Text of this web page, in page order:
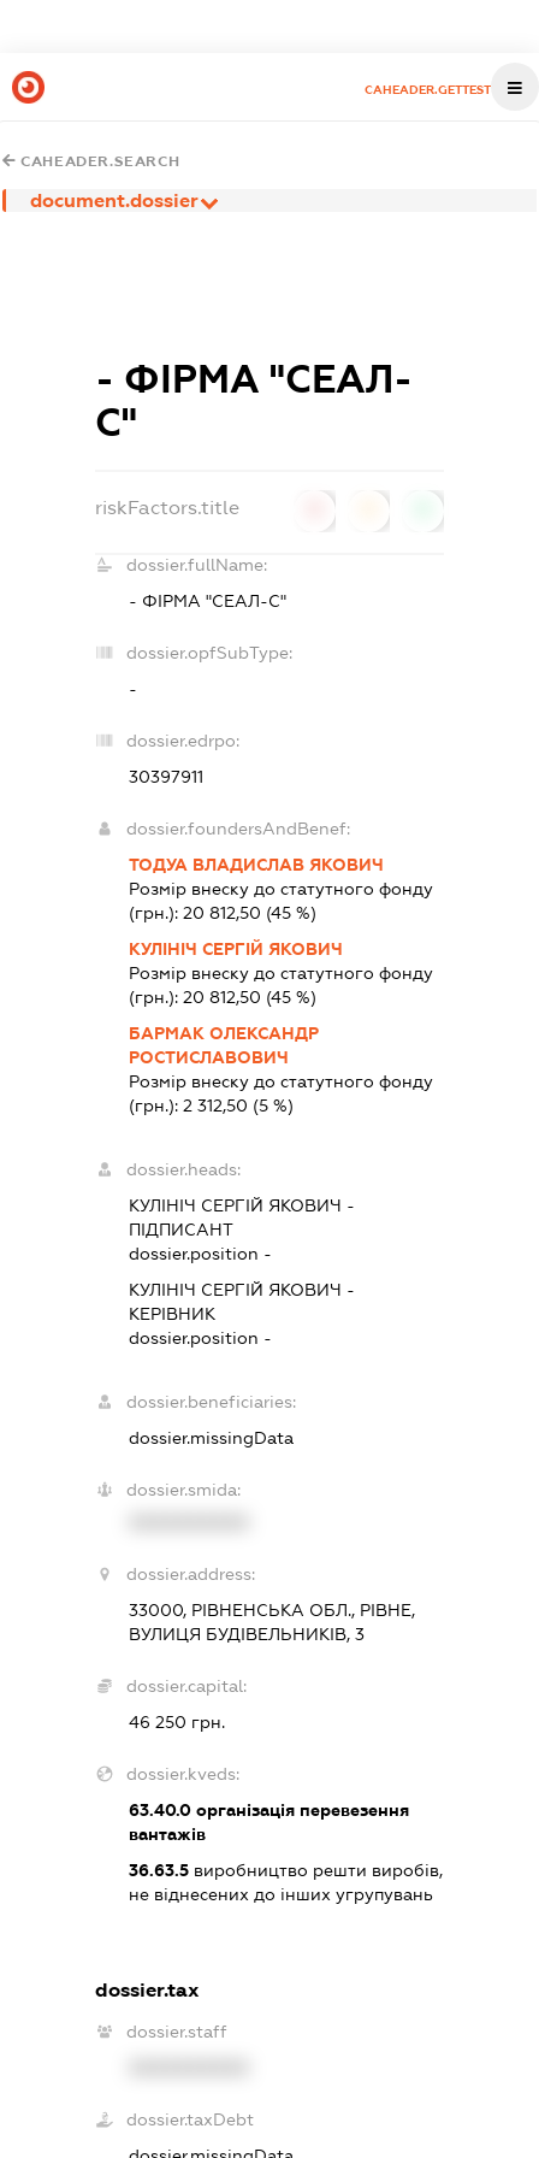
CAHEADER.GETTEST
CAHEADER.SEARCH
document.dossier
- ФІРМА "СЕАЛ-
С"
riskFactors.title
dossier.fullName:
- ФІРМА "СЕАЛ-С"
dossier.opfSubType:
-
dossier.edrpo:
30397911
dossier.foundersAndBenef:
ТОДУА ВЛАДИСЛАВ ЯКОВИЧ
Розмір внеску до статутного фонду
(грн.):20 812,50 (45 %)
КУЛІНІЧ СЕРГІЙ ЯКОВИЧ
Розмір внеску до статутного фонду
(грн.):20 812,50 (45 %)
БАРМАК ОЛЕКСАНДР
РОСТИСЛАВОВИЧ
Розмір внеску до статутного фонду
(грн.):2 312,50 (5 %)
dossier.heads:
КУЛІНІЧ СЕРГІЙ ЯКОВИЧ -
ПІДПИСАНТ
dossier.position -
КУЛІНІЧ СЕРГІЙ ЯКОВИЧ -
КЕРІВНИК
dossier.position -
dossier.beneficiaries:
dossier.missingData
dossier.smida:
dossier.address:
33000, РІВНЕНСЬКА ОБЛ., РІВНЕ,
ВУЛИЦЯ БУДІВЕЛЬНИКІВ, 3
dossier.capital:
46 250 грн.
dossier.kveds:
63.40.0 організація перевезення
вантажів
36.63.5 виробництво решти виробів,
не віднесених до інших угрупувань
dossier.tax
dossier.staff
dossier.taxDebt